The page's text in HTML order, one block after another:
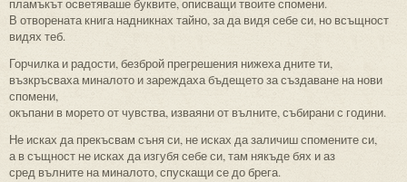
пламъкът осветяваше буквите, описващи твоите спомени.
В отворената книга надникнах тайно, за да видя себе си, но всъщност
видях теб.
Горчилка и радости, безброй прегрешения нижеха дните ти,
възкръсваха миналото и зареждаха бъдещето за създаване на нови
спомени,
окъпани в морето от чувства, изваяни от вълните, събирани с години.
Не исках да прекъсвам съня си, не исках да заличиш спомените си,
а в същност не исках да изгубя себе си, там някъде бях и аз
сред вълните на миналото, спускащи се до брега.